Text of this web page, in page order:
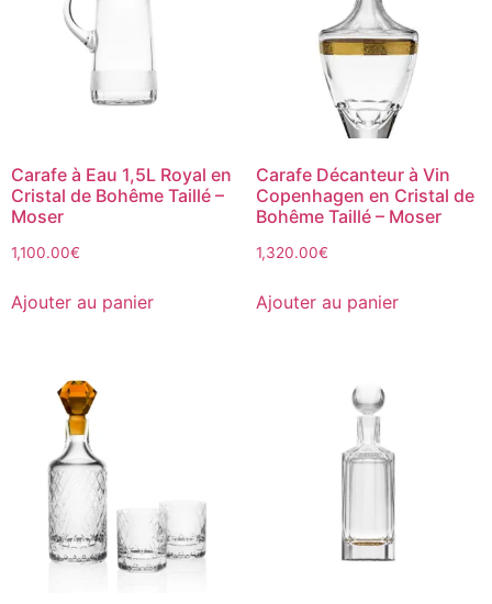
Carafe à Eau 1,5L Royal en
Cristal de Bohême Taillé –
Moser
1,100.00€
Ajouter au panier
Carafe Décanteur à Vin
Copenhagen en Cristal de
Bohême Taillé – Moser
1,320.00€
Ajouter au panier